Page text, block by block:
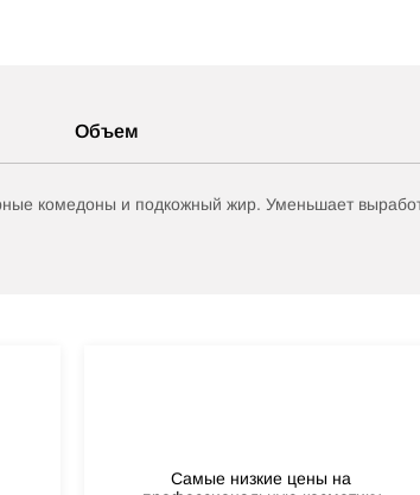
Объем
комедоны и подкожный жир. Уменьшает
Самые низкие цены на